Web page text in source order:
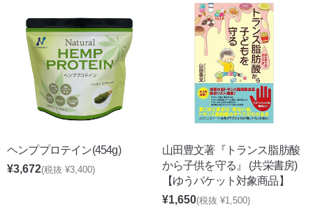
ヘンププロテイン(454g)
¥3,672(税抜 ¥3,400)
山田豊文著『トランス脂肪酸
から子供を守る』 (共栄書房)
【ゆうパケット対象商品】
¥1,650(税抜 ¥1,500)